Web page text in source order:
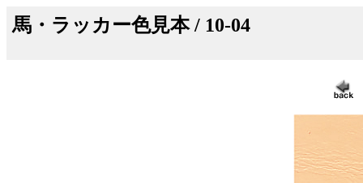
馬・ラッカー色見本 / 10-04